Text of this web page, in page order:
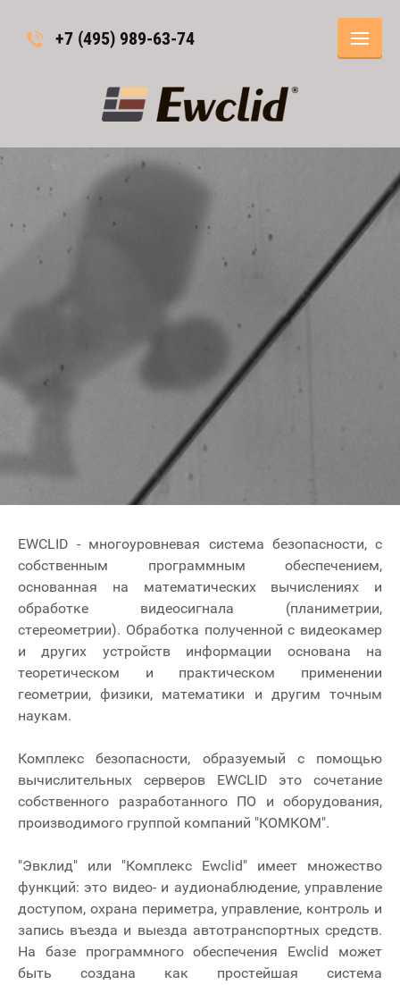
+7 (495) 989-63-74
EWCLID - многоуровневая система безопасности, с
собственным программным обеспечением,
основанная на математических вычислениях и
обработке видеосигнала (планиметрии,
стереометрии). Обработка полученной с видеокамер
и других устройств информации основана на
теоретическом и практическом применении
геометрии, физики, математики и другим точным
наукам.
Комплекс безопасности, образуемый с помощью
вычислительных серверов EWCLID это сочетание
собственного разработанного ПО и оборудования,
производимого группой компаний "КОМКОМ".
"Эвклид" или "Комплекс Ewclid" имеет множество
функций: это видео- и аудионаблюдение, управление
доступом, охрана периметра, управление, контроль и
запись въезда и выезда автотранспортных средств.
На базе программного обеспечения Ewclid может
быть создана как простейшая система